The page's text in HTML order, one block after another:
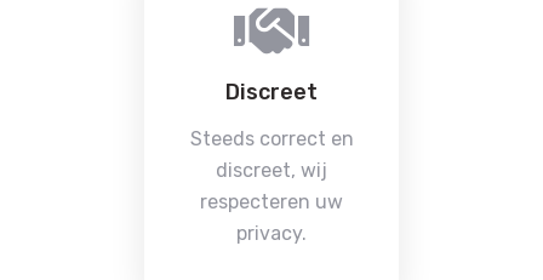
Discreet
Steeds correct en
discreet, wij
respecteren uw
privacy.